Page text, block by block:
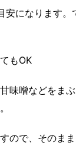
安になります。
もOK
味噌などをま
ので、そのま